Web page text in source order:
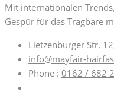
Mit internationalen
Gespür für das Tragbare
Lietzenburger Str.
info@mayfair-
Phone : 0162 / 682